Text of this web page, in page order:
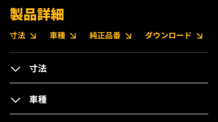
製品詳細
寸法 車種 純正品番 ダウンロード
寸法
車種